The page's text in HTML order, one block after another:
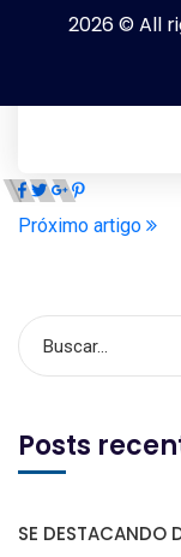
2026 © All
Próximo artigo
Posts
SE DESTACANDO